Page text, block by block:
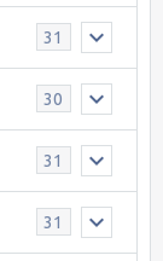
31
30
31
31